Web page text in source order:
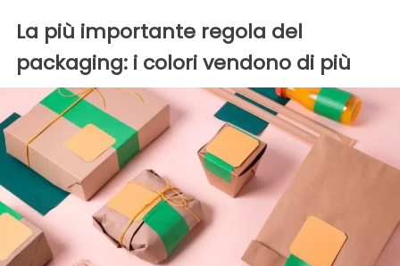
La più importante regola del
packaging: i colori vendono di più